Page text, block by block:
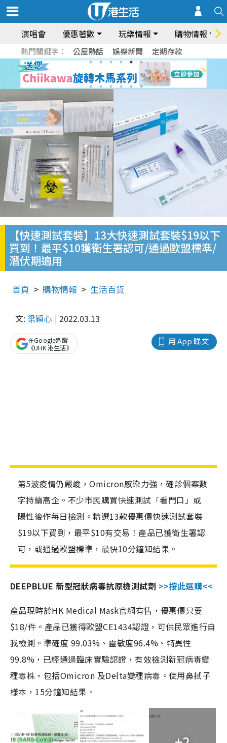
演唱會 優惠著數 玩樂情報 購物情報
熱門關鍵字： 公屋熱話 娛樂新聞 定期存款
【快速測試套裝】13大快速測試套裝$19以下
買到！最平$10獲衛生署認可/通過歐盟標準/
潛伏期適用
首頁 購物情報 生活百貨
文: 梁穎心 2022.03.13
用 App 睇文
在Google追蹤
《UHK 港生活》
第5波疫情仍嚴峻，Omicron感染力強，確診個案數
字持續高企。不少市民購買快速測試「看門口」或
陽性後作每日檢測。精選13款優惠價快速測試套裝
$19以下買到，最平$10有交易！產品已獲衛生署認
可，或通過歐盟標準，最快10分鐘知結果。
DEEPBLUE 新型冠狀病毒抗原檢測試劑 >>按此選購<<
產品現時於HK Medical Mask官網有售，優惠價只要
$18/件。產品已獲得歐盟CE1434認證，可供民眾進行自
我檢測。準確度 99.03%、靈敏度96.4%、特異性
99.8%，已經通過臨床實驗認證，有效檢測新冠病毒變
種毒株，包括Omicron 及Delta變種病毒。使用鼻拭子
樣本，15分鐘知結果。